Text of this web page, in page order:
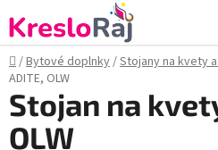
na
obsah
Domov
/Bytové doplnky/Stojany na kvety
ADITE, OLW
Stojan na
OLW